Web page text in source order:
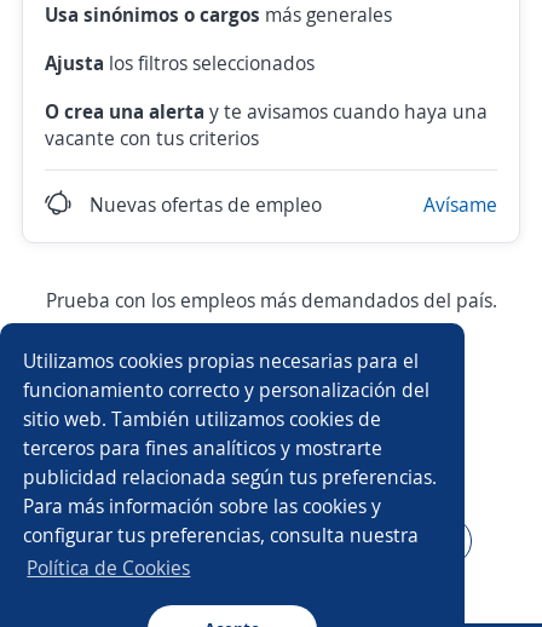
Utilizamos cookies propias necesarias para el
funcionamiento correcto y personalización del
sitio web. También utilizamos cookies de
terceros para fines analíticos y mostrarte
publicidad relacionada según tus preferencias.
Para más información sobre las cookies y
configurar tus preferencias, consulta nuestra
Política de Cookies
Usa sinónimos o cargos más generales
Ajusta los filtros seleccionados
O crea una alerta y te avisamos cuando haya una
vacante con tus criterios
Nuevas ofertas de empleo Avísame
Prueba con los empleos más demandados del país.
Asesor/a comercial Asesor/a comercial freelance
Producción Ejecutivo/a comercial
Auxiliar de almacén Asesor/a telefónico
Asesor/a servicio al cliente Auxiliar administrativo/a
Auxiliar de cocina Conductor/a